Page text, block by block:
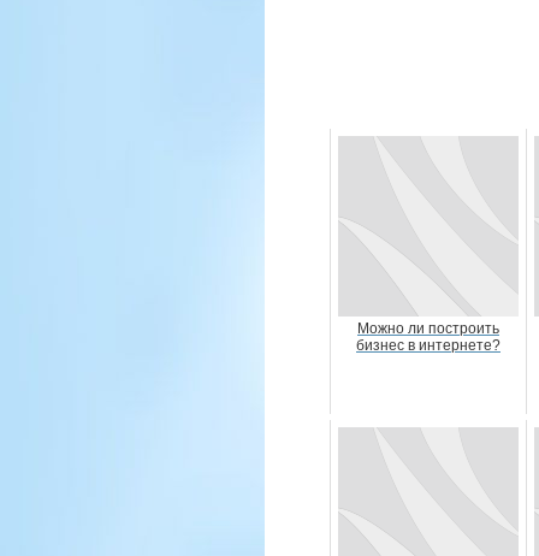
Можно ли построить
бизнес в интернете?